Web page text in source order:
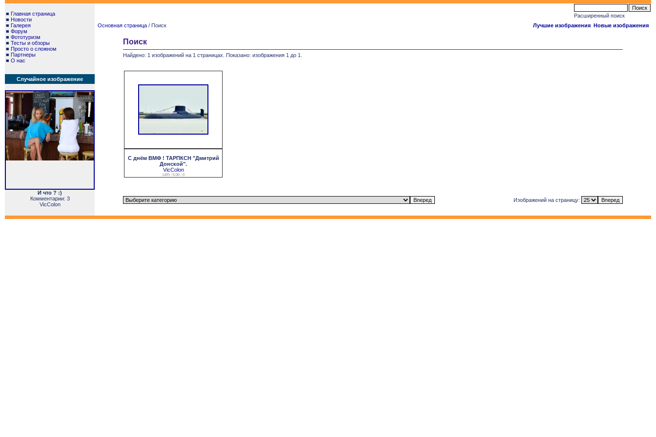
■ Главная страница
■ Новости
■ Галерея
■ Форум
■ Фототуризм
■ Тесты и обзоры
■ Просто о сложном
■ Партнеры
■ О нас
Случайное изображение
И что ? :)
Комментарии: 3
VicColon
Расширенный поиск
Основная страница / Поиск Лучшие изображения Новые изображения
Поиск
Найдено: 1 изображений на 1 страницах. Показано: изображения 1 до 1.
С днём ВМФ ! ТАРПКСН "Дмитрий
Донской".
VicColon
1495 / 0.00 / 0
Изображений на страницу: